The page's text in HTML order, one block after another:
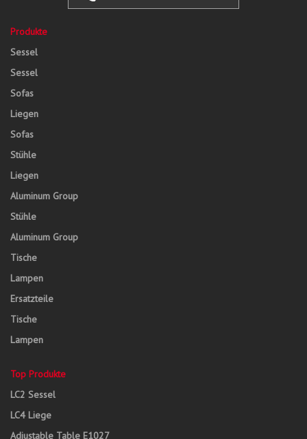
Produkte
Sessel
Sessel
Sofas
Liegen
Sofas
Stühle
Liegen
Aluminum Group
Stühle
Aluminum Group
Tische
Lampen
Ersatzteile
Tische
Lampen
Top Produkte
LC2 Sessel
LC4 Liege
Adjustable Table E1027